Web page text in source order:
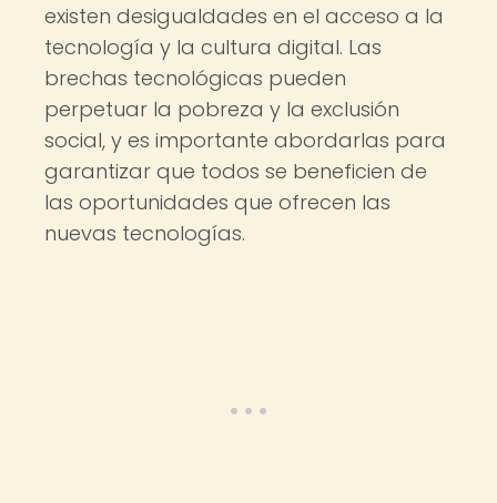
existen desigualdades en el acceso a la
tecnología y la cultura digital. Las
brechas tecnológicas pueden
perpetuar la pobreza y la exclusión
social, y es importante abordarlas para
garantizar que todos se beneficien de
las oportunidades que ofrecen las
nuevas tecnologías.